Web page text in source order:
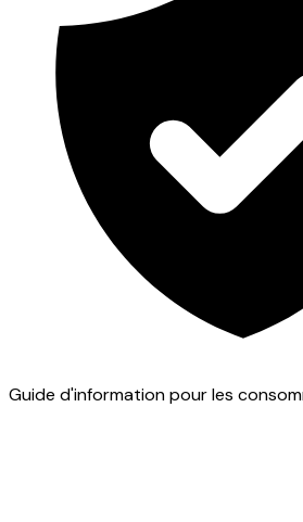
Guide d'information pour les